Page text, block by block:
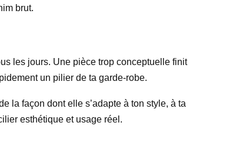
brut.
les jours. Une pièce trop conceptuelle finit
un pilier de ta garde-robe.
la façon dont elle s’adapte à ton style, à ta
esthétique et usage réel.